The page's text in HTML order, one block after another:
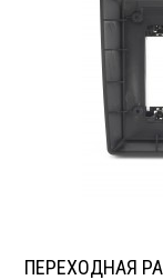
ПЕРЕХОДНАЯ